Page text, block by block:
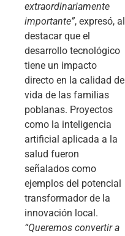
extraordinariamente
importante”, expresó, al
destacar que el
desarrollo tecnológico
tiene un impacto
directo en la calidad de
vida de las familias
poblanas. Proyectos
como la inteligencia
artificial aplicada a la
salud fueron
señalados como
ejemplos del potencial
transformador de la
innovación local.
“Queremos convertir a